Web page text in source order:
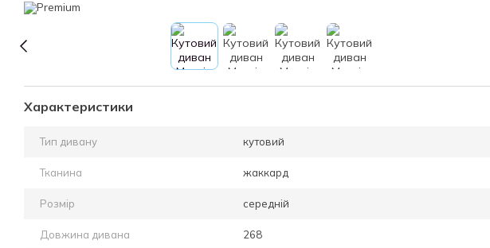
Характеристики
Тип дивану кутовий
Тканина жаккард
Розмір середній
Довжина дивана 268